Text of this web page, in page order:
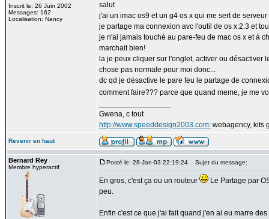
Inscrit le: 26 Juin 2002
Messages: 162
Localisation: Nancy
salut
j'ai un imac os9 et un g4 os x qui me sert de
je partage ma connexion avc l'outil de os x.2.3 et
je n'ai jamais touché au pare-feu de mac os x et à
marchait bien!
la je peux cliquer sur l'onglet, activer ou désactiver
chose pas normale pour moi donc...
dc qd je désactive le pare feu le partage de
comment faire??? parce que quand meme, je me
Gwena, c tout
http://www.speeddesign2003.com: webagency, kits
Revenir en haut
Bernard Rey
Membre hyperactif
Posté le: 28-Jan-03 22:19:24 Sujet du message:
En gros, c'est ça ou un routeur
Le Partage par
peu.
Enfin c'est ce que j'ai fait quand j'en ai eu marre